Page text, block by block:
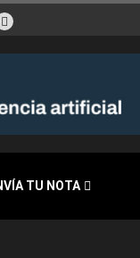
TU NOTA